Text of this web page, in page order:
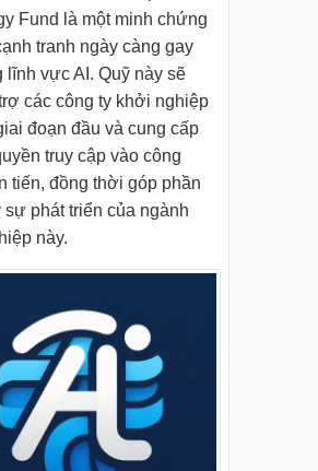
Fund là một minh chứng
tranh ngày càng gay
lĩnh vực AI. Quỹ này sẽ
các công ty khởi nghiệp
đoạn đầu và cung cấp
truy cập vào công
tiến, đồng thời góp phần
sự phát triển của ngành
này.